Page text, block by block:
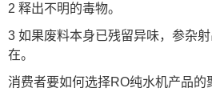
2 释出不明的毒物。
3 如果废料本身已残留异味，参杂
在。
消费者要如何选择RO纯水机产品的